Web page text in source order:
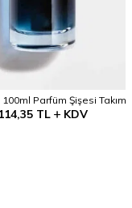
100ml Parfüm Şişesi Takım
114,35 TL KDV